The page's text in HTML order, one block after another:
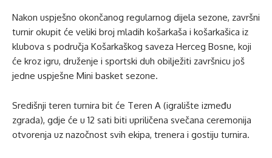
Nakon uspješno okončanog regularnog dijela sezone, završni
turnir okupit će veliki broj mladih košarkaša i košarkašica iz
klubova s područja Košarkaškog saveza Herceg Bosne, koji
će kroz igru, druženje i sportski duh obilježiti završnicu još
jedne uspješne Mini basket sezone.
Središnji teren turnira bit će Teren A (igralište između
zgrada), gdje će u 12 sati biti upriličena svečana ceremonija
otvorenja uz nazočnost svih ekipa, trenera i gostiju turnira.